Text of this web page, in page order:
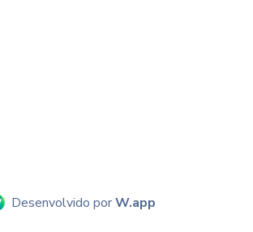
Desenvolvido porW.app